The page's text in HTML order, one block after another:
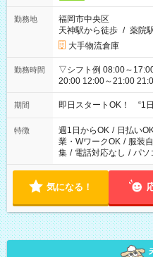
勤務地
福岡市中央区
天神駅から徒歩 / 薬院
大手物流倉庫
勤務時間
▽シフト例 08:00～
20:00 12:00～21:00 21:00～翌6:00...などその他にも沢山時間が
ございます！ 基本は実働8時間（休憩1時間）がメインですが、
他にもご希望があれば
期間 即日スタートOK！ “1
特徴 週1日からOK / 日払い
業・WワークOK / 服装
集 / 電話対応なし / パソ
気になる！